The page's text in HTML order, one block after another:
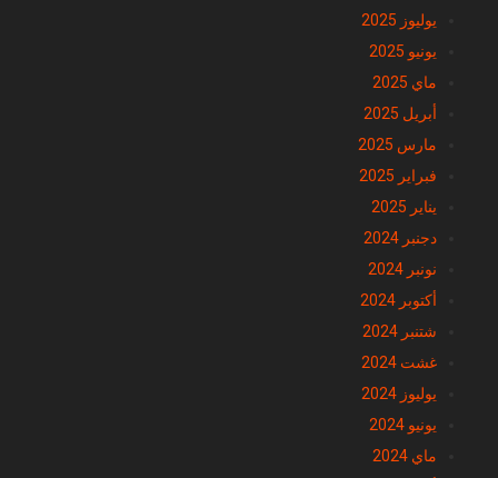
يوليوز 2025
يونيو 2025
ماي 2025
أبريل 2025
مارس 2025
فبراير 2025
يناير 2025
دجنبر 2024
نونبر 2024
أكتوبر 2024
شتنبر 2024
غشت 2024
يوليوز 2024
يونيو 2024
ماي 2024